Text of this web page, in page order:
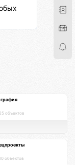
25 объектов
10 объектов